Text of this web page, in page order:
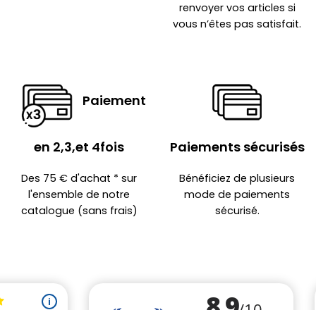
renvoyer vos articles si
vous n’êtes pas satisfait.
Paiement
en 2,3,et 4fois
Des 75 € d'achat * sur
l'ensemble de notre
catalogue (sans frais)
Paiements sécurisés
Bénéficiez de plusieurs
mode de paiements
sécurisé.